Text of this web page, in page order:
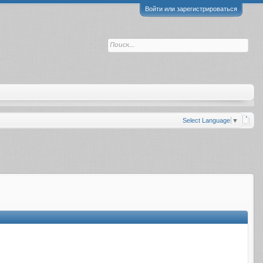
Войти или зарегистрироваться
Select Language ▼